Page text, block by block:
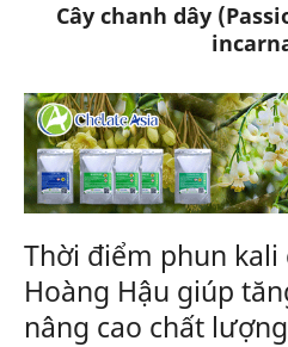
Cây chanh dây
Thời điểm phun kali
Hoàng Hậu giúp
nâng cao chất